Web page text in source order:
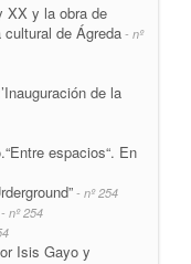
XX y la obra de
de Ágreda - nº
de la
espacios“. En
- nº 254
- nº 254
Isis Gayo y